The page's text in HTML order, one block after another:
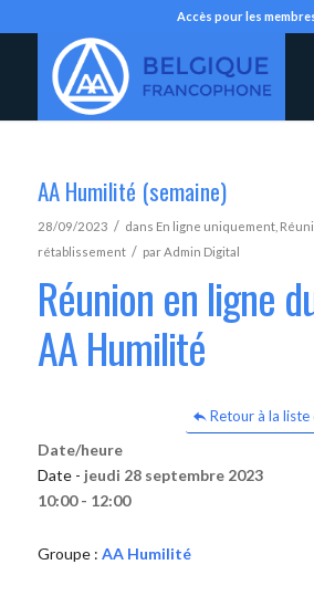
Accès pour les
AA Humilité (semaine)
28/09/2023 / dans En ligne uniquement,
rétablissement / parAdmin Digital
Réunion en ligne
AA Humilité
Retour à la liste
Date/heure
Date - jeudi 28 septembre 2023
10:00 - 12:00
Groupe : AA Humilité